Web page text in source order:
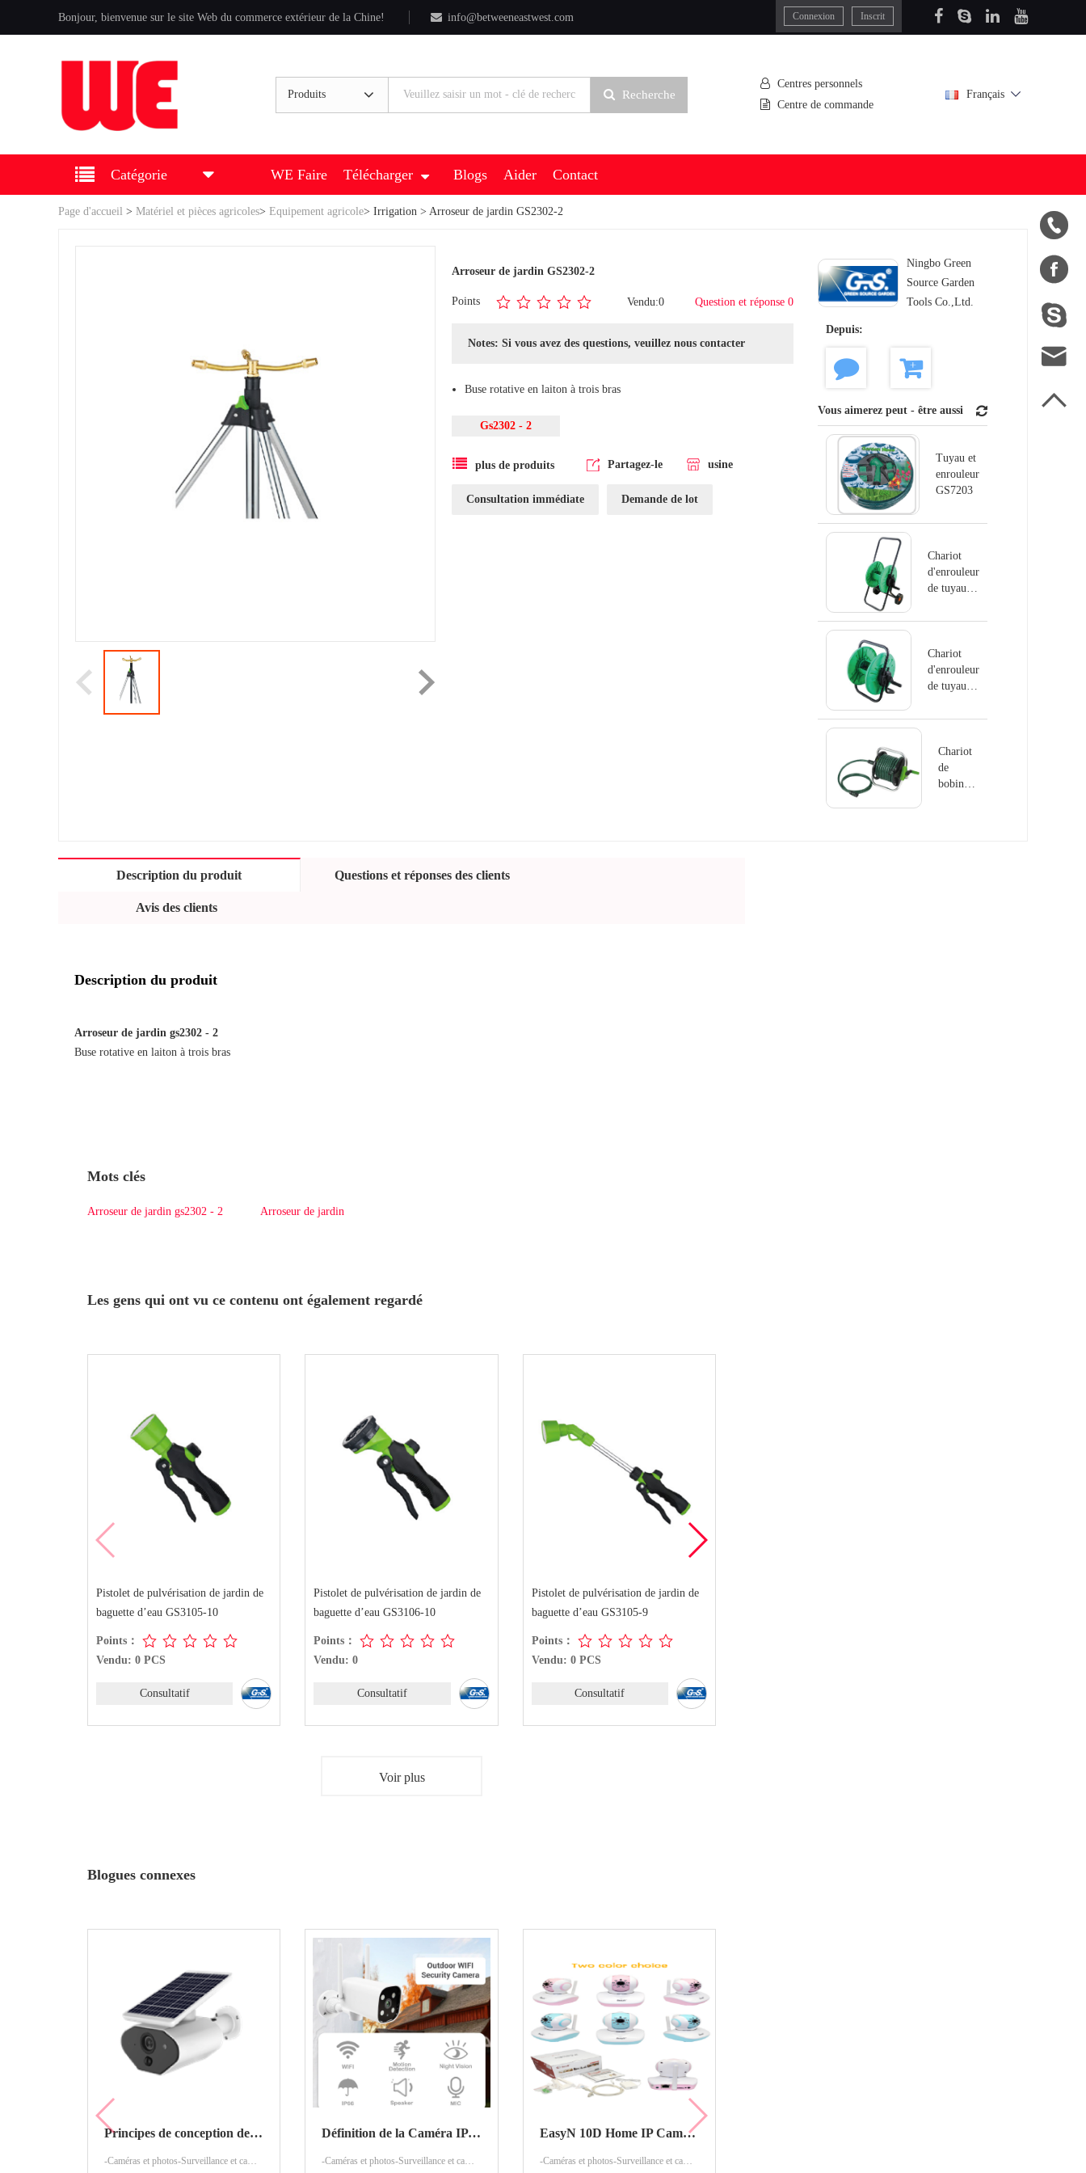
Bonjour, bienvenue sur le site Web du commerce extérieur de la Chine! info@betweeneastwest.com Connexion Inscrit





Produits Recherche
Centres personnels
Centre de commande
Français
Catégorie WE Faire Télécharger Blogs Aider Contact
Page d'accueil > Matériel et pièces agricoles> Equipement agricole> Irrigation > Arroseur de jardin GS2302-2
Arroseur de jardin GS2302-2
Points Vendu:0 Question et réponse 0
Notes: Si vous avez des questions, veuillez nous contacter
Buse rotative en laiton à trois bras
Gs2302 - 2
plus de produits Partagez-le usine
Consultation immédiate Demande de lot
Ningbo Green
Source Garden
Tools Co.,Ltd.
Depuis:
Vous aimerez peut - être aussi
Tuyau et
enrouleur
GS7203
Chariot
d'enrouleur
de tuyau
Chariot
d'enrouleur
de tuyau
Chariot
de
bobine
Description du produit Questions et réponses des clients
Avis des clients
Description du produit
Arroseur de jardin gs2302 - 2
Buse rotative en laiton à trois bras
Mots clés
Arroseur de jardin gs2302 - 2 Arroseur de jardin
Les gens qui ont vu ce contenu ont également regardé
Pistolet de pulvérisation de jardin de
baguette d’eau GS3105-10
Points：
Vendu: 0 PCS
Consultatif
Pistolet de pulvérisation de jardin de
baguette d’eau GS3106-10
Points：
Vendu: 0
Consultatif
Pistolet de pulvérisation de jardin de
baguette d’eau GS3105-9
Points：
Vendu: 0 PCS
Consultatif
Voir plus
Blogues connexes
Principes de conception des caméras IP
-Caméras et photos-Surveillance et caméras de sécurité
Définition de la Caméra IP / webcam
-Caméras et photos-Surveillance et caméras de sécurité
EasyN 10D Home IP Camera
-Caméras et photos-Surveillance et caméras de sécurité